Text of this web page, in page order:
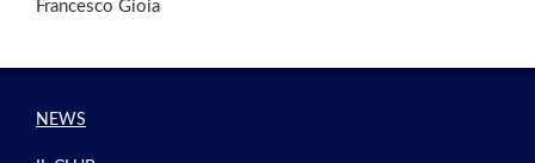
Francesco Gioia
NEWS